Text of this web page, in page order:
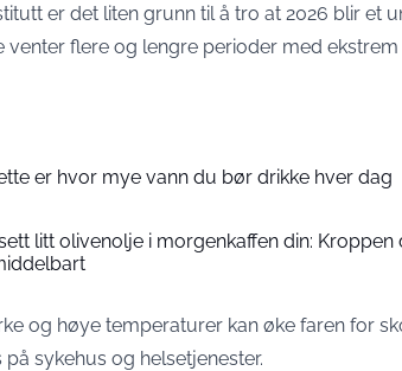
er det liten grunn til å tro at 2026 blir et
venter flere og lengre perioder med
er hvor mye vann du bør drikke hver dag
litt olivenolje i morgenkaffen din: Kroppen
og høye temperaturer kan øke faren for
sykehus og helsetjenester.